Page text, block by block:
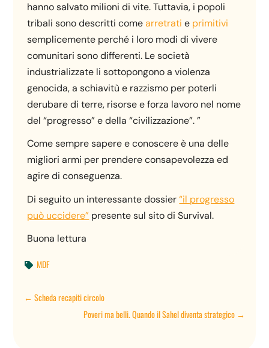
hanno salvato milioni di vite. Tuttavia, i popoli
tribali sono descritti comearretrati e primitivi
semplicemente perché i loro modi di vivere
comunitari sono differenti. Le società
industrializzate li sottopongono a violenza
genocida, a schiavitù e razzismo per poterli
derubare di terre, risorse e forza lavoro nel nome
del “progresso” e della “civilizzazione”. ”
Come sempre sapere e conoscere è una delle
migliori armi per prendere consapevolezza ed
agire di conseguenza.
Di seguito un interessante dossier“il progresso
può uccidere” presente sul sito di Survival.
Buona lettura
 MDF
←Scheda recapiti circolo
Poveri ma belli. Quando il Sahel diventa strategico→